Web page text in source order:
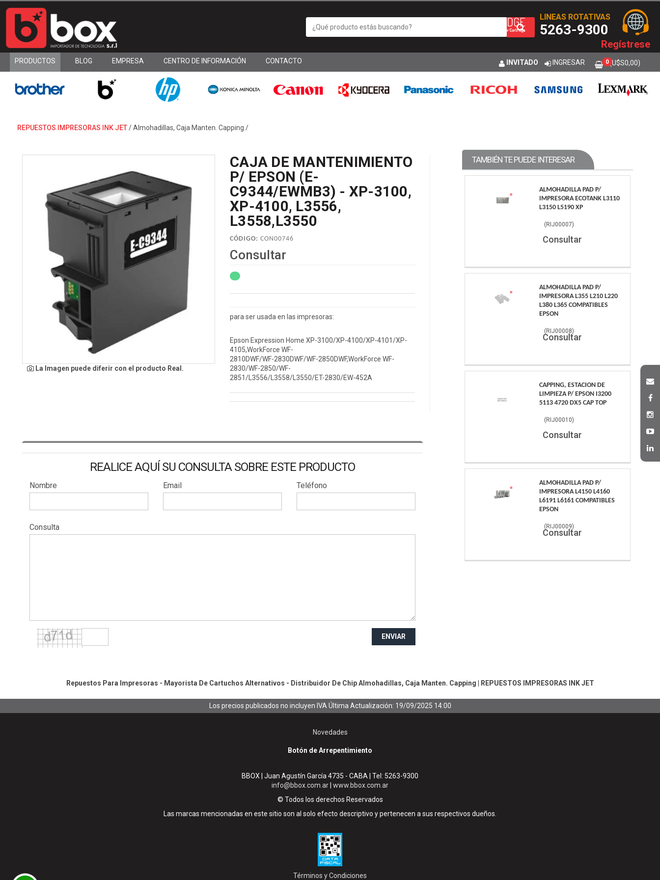
INVITADO INGRESAR 0 (U$S0,00)
PRODUCTOS BLOG EMPRESA CENTRO DE INFORMACIÓN CONTACTO
LINEAS ROTATIVAS
5263-9300
Regístrese
REPUESTOS IMPRESORAS INK JET/Almohadillas, Caja Manten. Capping /
La Imagen puede diferir con el producto Real.
CAJA DE MANTENIMIENTO
P/ EPSON (E-
C9344/EWMB3) - XP-3100,
XP-4100, L3556,
L3558,L3550
CÓDIGO: CON00746
Consultar
para ser usada en las impresoras:
Epson Expression Home XP-3100/XP-4100/XP-4101/XP-
4105,WorkForce WF-
2810DWF/WF-2830DWF/WF-2850DWF,WorkForce WF-
2830/WF-2850/WF-
2851/L3556/L3558/L3550/ET-2830/EW-452A
REALICE AQUÍ SU CONSULTA SOBRE ESTE PRODUCTO
Nombre Email Teléfono
Consulta
ENVIAR
TAMBIÉN TE PUEDE INTERESAR
ALMOHADILLA PAD P/
IMPRESORA ECOTANK L3110
L3150 L5190 XP
( RIJ00007)
Consultar
ALMOHADILLA PAD P/
IMPRESORA L355 L210 L220
L380 L365 COMPATIBLES
EPSON
( RIJ00008)
Consultar
CAPPING, ESTACION DE
LIMPIEZA P/ EPSON I3200
5113 4720 DX5 CAP TOP
( RIJ00010)
Consultar
ALMOHADILLA PAD P/
IMPRESORA L4150 L4160
L6191 L6161 COMPATIBLES
EPSON
( RIJ00009)
Consultar
Repuestos Para Impresoras - Mayorista De Cartuchos Alternativos - Distribuidor De Chip Almohadillas, Caja Manten. Capping REPUESTOS IMPRESORAS INK JET
Los precios publicados no incluyen IVA Última Actualización: 19/09/2025 14:00
Novedades
Botón de Arrepentimiento
BBOX | Juan Agustín García 4735 - CABA | Tel: 5263-9300
info@bbox.com.ar www.bbox.com.ar
© Todos los derechos Reservados
Las marcas mencionadas en este sitio son al solo efecto descriptivo y pertenecen a sus respectivos dueños.
Términos y Condiciones